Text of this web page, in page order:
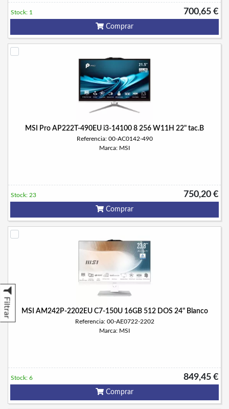
Filtrar
700,65 €
Stock: 1
Comprar
MSI Pro AP222T-490EU i3-14100 8 256 W11H 22" tac.B
Referencia: 00-AC0142-490
Marca: MSI
750,20 €
Stock: 23
Comprar
MSI AM242P-2202EU C7-150U 16GB 512 DOS 24" Blanco
Referencia: 00-AE0722-2202
Marca: MSI
849,45 €
Stock: 6
Comprar